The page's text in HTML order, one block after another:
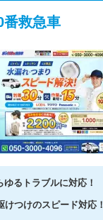
番救急車
ゆるトラブルに対応！
けつけのスピード対応！